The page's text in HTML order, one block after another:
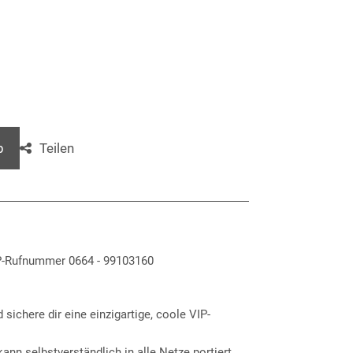
Teilen
Rufnummer 0664 - 99103160
sichere dir eine einzigartige, coole VIP-